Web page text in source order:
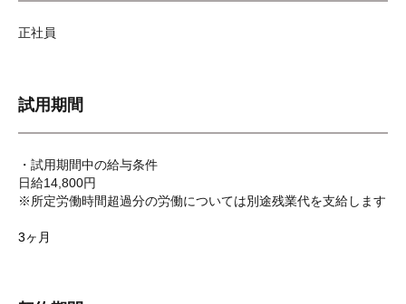
正社員
試用期間
・試用期間中の給与条件
日給14,800円
※所定労働時間超過分の労働については別途残業代を支給します
3ヶ月